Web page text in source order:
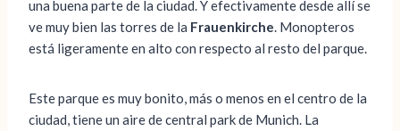
una buena parte de la ciudad. Y efectivamente desde allí se
ve muy bien las torres de la Frauenkirche. Monopteros
está ligeramente en alto con respecto al resto del parque.
Este parque es muy bonito, más o menos en el centro de la
ciudad, tiene un aire de central park de Munich. La